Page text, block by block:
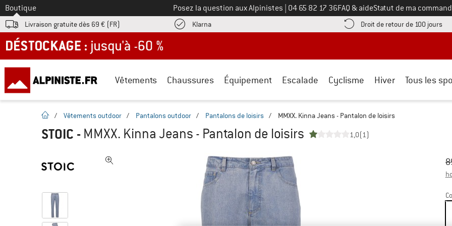
Vers le
Boutique Posez la question aux Alpinistes Appelez-nous au
04 65 82 17 36FAQ & aideStatut de ma
Livraison gratuite dès 69 € (FR) KlarnaTrouve les informations de paiement ici ! Ouvre une boîte d'information
Droit de retour de 100 jours
DÉSTOCKAGE : jusqu'à -60 %
Vêtements Chaussures Équipement Escalade Cyclisme Hiver Tous les
Page d'accueil
/ Vêtements outdoor / Pantalons outdoor / Pantalons de loisirs / MMXX. Kinna Jeans - Pantalon de loisirs
STOIC - MMXX. Kinna Jeans - Pantalon de loisirs 1,0(1)